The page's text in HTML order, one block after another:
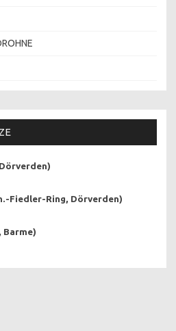
Fiedler-Ring, Dörverden)
Barme)